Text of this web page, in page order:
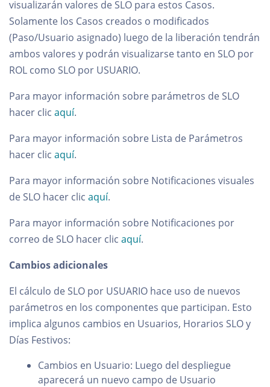
visualizarán valores de SLO para estos Casos.
Solamente los Casos creados o modificados
(Paso/Usuario asignado) luego de la liberación tendrán
ambos valores y podrán visualizarse tanto en SLO por
ROL como SLO por USUARIO.
Para mayor información sobre parámetros de SLO
hacer clic aquí.
Para mayor información sobre Lista de Parámetros
hacer clic aquí.
Para mayor información sobre Notificaciones visuales
de SLO hacer clic aquí.
Para mayor información sobre Notificaciones por
correo de SLO hacer clic aquí.
Cambios adicionales
El cálculo de SLO por USUARIO hace uso de nuevos
parámetros en los componentes que participan. Esto
implica algunos cambios en Usuarios, Horarios SLO y
Días Festivos:
Cambios en Usuario: Luego del despliegue
aparecerá un nuevo campo de Usuario